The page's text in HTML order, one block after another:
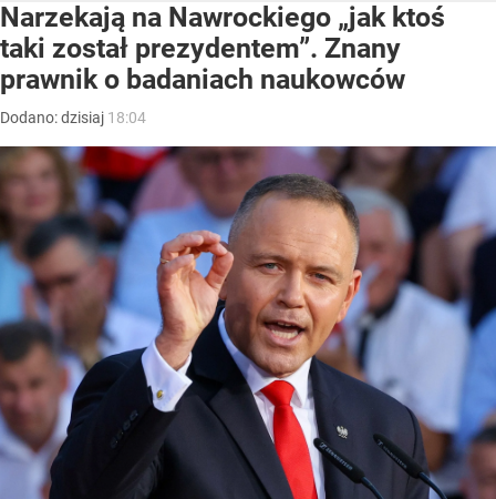
Narzekają na Nawrockiego „jak ktoś
taki został prezydentem”. Znany
prawnik o badaniach naukowców
Dodano:dzisiaj 18:04